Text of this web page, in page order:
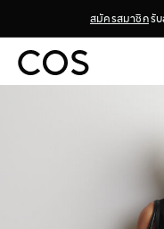
สมัครสมาชิกรั